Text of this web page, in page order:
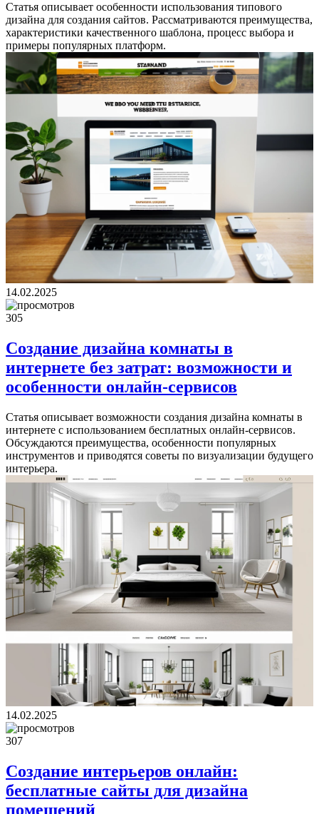
Статья описывает особенности использования типового
дизайна для создания сайтов. Рассматриваются преимущества,
характеристики качественного шаблона, процесс выбора и
примеры популярных платформ.
14.02.2025
305
Создание дизайна комнаты в
интернете без затрат: возможности и
особенности онлайн-сервисов
Статья описывает возможности создания дизайна комнаты в
интернете с использованием бесплатных онлайн-сервисов.
Обсуждаются преимущества, особенности популярных
инструментов и приводятся советы по визуализации будущего
интерьера.
14.02.2025
307
Создание интерьеров онлайн:
бесплатные сайты для дизайна
помещений